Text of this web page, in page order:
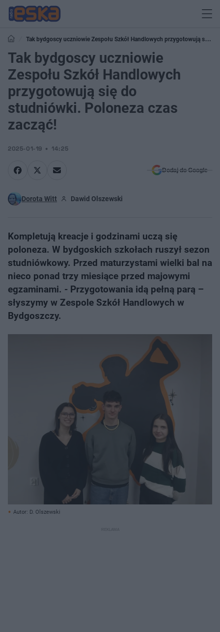
Tak bydgoscy uczniowie Zespołu Szkół Handlowych przygotowują się do
studniówki. Poloneza czas zacząć!
Tak bydgoscy uczniowie
Zespołu Szkół Handlowych
przygotowują się do
studniówki. Poloneza czas
zacząć!
2025-01-19 14:25
Dodaj do Google
Dorota Witt Dawid Olszewski
Kompletują kreacje i godzinami uczą się
poloneza. W bydgoskich szkołach ruszył sezon
studniówkowy. Przed maturzystami wielki bal na
nieco ponad trzy miesiące przed majowymi
egzaminami. - Przygotowania idą pełną parą –
słyszymy w Zespole Szkół Handlowych w
Bydgoszczy.
Autor: D. Olszewski